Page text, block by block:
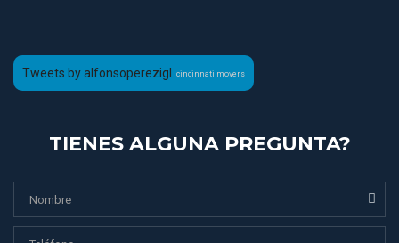
Tweets by alfonsoperezigl cincinnati movers
TIENES ALGUNA PREGUNTA?